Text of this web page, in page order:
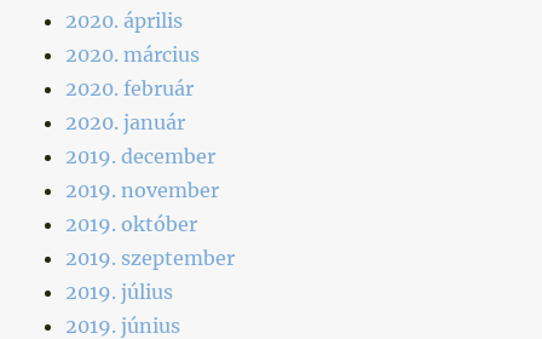
2020. április
2020. március
2020. február
2020. január
2019. december
2019. november
2019. október
2019. szeptember
2019. július
2019. június